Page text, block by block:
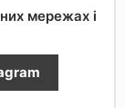
мережах і